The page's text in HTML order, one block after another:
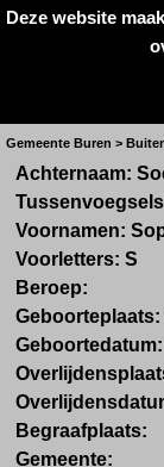
Deze website
Gemeente Buren >
Achternaam:
Voornamen:
Voorletters: S
Beroep:
Geboortedatum:
Begraafplaats:
Gemeente: